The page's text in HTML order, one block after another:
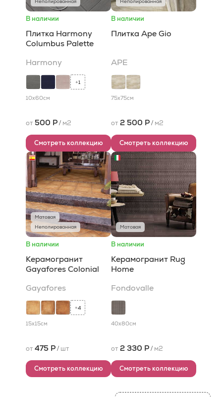
В наличии
Плитка Harmony
Columbus Palette
Harmony
+1
10x60см
от 500 Р/ м2
Смотреть коллекцию
В наличии
Плитка Ape Gio
APE
75x75см
от 2 500 Р/ м2
Смотреть коллекцию
Матовая
Неполированная
В наличии
Керамогранит
Gayafores Colonial
Gayafores
+4
15x15см
от 475 Р/ шт
Смотреть коллекцию
Матовая
В наличии
Керамогранит Rug
Home
Fondovalle
40x80см
от 2 330 Р/ м2
Смотреть коллекцию